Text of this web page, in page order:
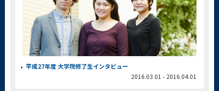
平成27年度 大学院修了生インタビュー
2016.03.01 - 2016.04.01